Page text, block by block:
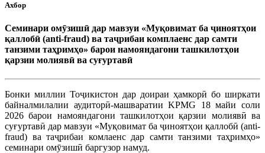
Ахбор
Семинари омӯзишӣ дар мавзуи «Муқовимат ба ҷиноятҳои
қаллобӣ (anti-fraud) ва таҷрибаи комплаенс дар самти
танзими таҳримҳо» барои намояндагони ташкилотҳои
қарзии молиявӣ ва суғуртавӣ
Бонки миллии Тоҷикистон дар доираи ҳамкорӣ бо ширкати
байналмилалии аудиторӣ-машваратии KPMG 18 майи соли
2026 барои намояндагони ташкилотҳои қарзии молиявӣ ва
суғуртавӣ дар мавзуи «Муқовимат ба ҷиноятҳои қаллобӣ (anti-
fraud) ва таҷрибаи комлаенс дар самти танзими таҳримҳо»
семинари омӯзишӣ баргузор намуд.